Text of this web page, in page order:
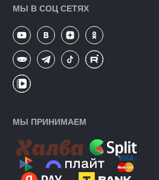
МЫ В СОЦ СЕТЯХ
МЫ ПРИНИМАЕМ